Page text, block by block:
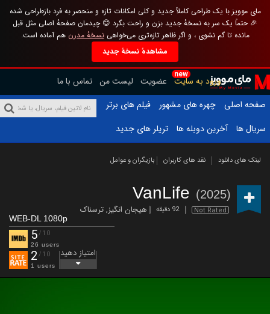
مای موویز با یک طراحی کاملاً جدید و کلی امکانات تازه و منحصر به فرد بازطراحی شده
🎉 حتماً یک سر به نسخهٔ جدید بزن و راحت بگرد 😊 چیدمان صفحهٔ اصلی مثل قبل
مانده تا گم نشوی ، و اگر ظاهر تازه‌تری می‌خواهی نسخهٔ مدرنهم آماده است.
مشاهدهٔ نسخهٔ جدید
new
ورود به سایت عضویت لیست من
تماس با ما
صفحه اصلی
چهره های مشهور
فیلم های برتر
سریال ها
آخرین دوبله ها تریلر های جدید
لینک های دانلود نقد های کاربران بازیگران و عوامل
VanLife (2025)
Not Rated 92 دقیقه هیجان انگیز,ترسناک
WEB-DL 1080p
5/10
26 users
2/10
1 users
امتیاز دهید